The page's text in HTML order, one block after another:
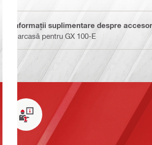
Informaţii suplimentare despre
Carcasă pentru GX 100-E